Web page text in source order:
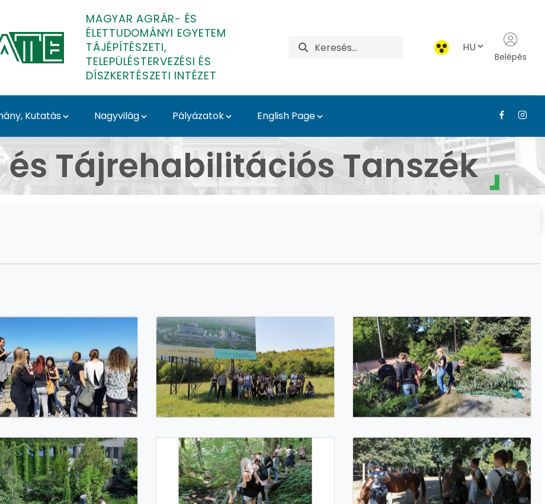
MAGYAR AGRÁR- ÉS
ÉLETTUDOMÁNYI EGYETEM
TÁJÉPÍTÉSZETI,
TELEPÜLÉSTERVEZÉSI ÉS
DÍSZKERTÉSZETI INTÉZET
HU
Belépés
Kutatás Nagyvilág Pályázatok English Page
életképek - Tájépítészeti,
Tájrehabilitációs Tanszék